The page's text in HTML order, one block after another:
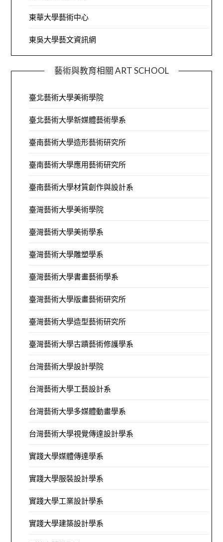
東華大學藝術中心
東吳大學藝文資訊網
藝術與教育相關 ART SCHOOL
臺北藝術大學美術學院
臺北藝術大學新媒體藝術學系
臺南藝術大學造形藝術研究所
臺南藝術大學應用藝術研究所
臺南藝術大學材質創作與設計系
臺灣藝術大學美術學院
臺灣藝術大學美術學系
臺灣藝術大學雕塑學系
臺灣藝術大學書畫藝術學系
臺灣藝術大學版畫藝術研究所
臺灣藝術大學造型藝術研究所
臺灣藝術大學古蹟藝術修護學系
台灣藝術大學設計學院
台灣藝術大學工藝設計系
台灣藝術大學多媒體動畫學系
台灣藝術大學視覺傳達設計學系
實踐大學媒體傳達學系
實踐大學服裝設計學系
實踐大學工業設計學系
實踐大學建築設計學系